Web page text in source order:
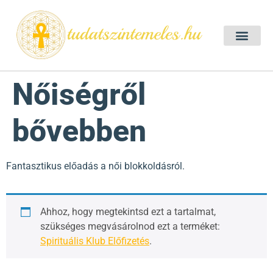
Nőiségről
bővebben
Fantasztikus előadás a női blokkoldásról.
Ahhoz, hogy megtekintsd ezt a tartalmat,
szükséges megvásárolnod ezt a terméket:
Spirituális Klub Előfizetés.